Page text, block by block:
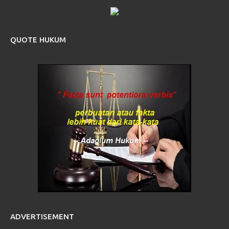
QUOTE HUKUM
ADVERTISEMENT